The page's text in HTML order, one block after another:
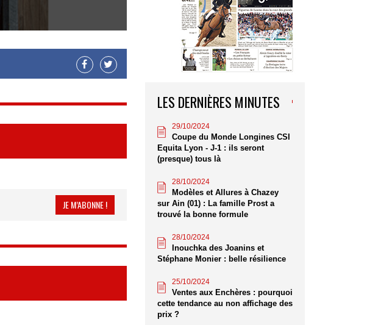
JE M’ABONNE !
LES DERNIÈRES MINUTES
29/10/2024
Coupe du Monde Longines CSI
Equita Lyon - J-1 : ils seront
(presque) tous là
28/10/2024
Modèles et Allures à Chazey
sur Ain (01) : La famille Prost a
trouvé la bonne formule
28/10/2024
Inouchka des Joanins et
Stéphane Monier : belle résilience
25/10/2024
Ventes aux Enchères : pourquoi
cette tendance au non affichage des
prix ?